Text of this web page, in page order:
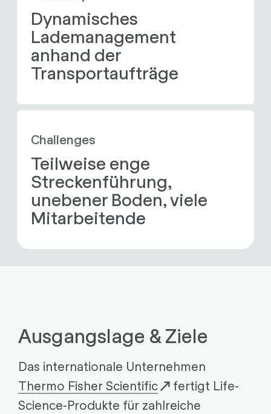
Dynamisches
Lademanagement
anhand der
Transportaufträge
Challenges
Teilweise enge
Streckenführung,
unebener Boden, viele
Mitarbeitende
Ausgangslage & Ziele
Das internationale Unternehmen
Thermo Fisher Scientific
fertigt Life-
Science-Produkte für zahlreiche